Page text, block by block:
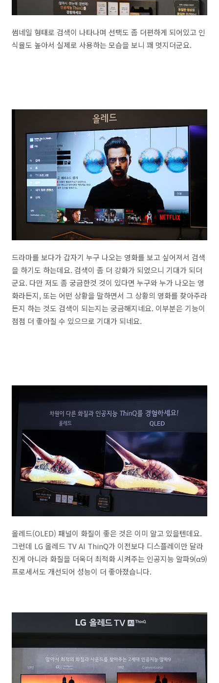
썸네일 형태로 검색이 나타나며 선택도 좀 더편하게 되어있고 인
식율도 높아서 실제로 사용하는 모습을 보니 꽤 멋지더군요.
드라마를 보다가 갑자기 누구 나오는 영화를 보고 싶어져서 검색
을 하기도 하는데요. 검색이 좀 더 강화가 되었으니 기대가 되더
군요. 다만 저도 좀 궁금한것 것이 있다면 누구와 누가 나오는 영
화라든지, 또는 어떤 상황을 말하면서 그 상황의 영화를 찾아주라
든지 하는 것도 검색이 되는지는 궁금해지네요. 이부분은 기능이
점점 더 좋아질 수 있으므로 기대가 되네요.
올레드(OLED) 패널이 화질이 좋은 것은 이미 알고 있을텐데요.
그런데 LG 올레드 TV AI ThinQ가 이전보다 디스플레이만 달라
진게 아니라 화질을 더욱더 최적화 시켜주는 인공지능 알파9(α9)
프로세서도 개선되어 성능이 더 좋아졌습니다.